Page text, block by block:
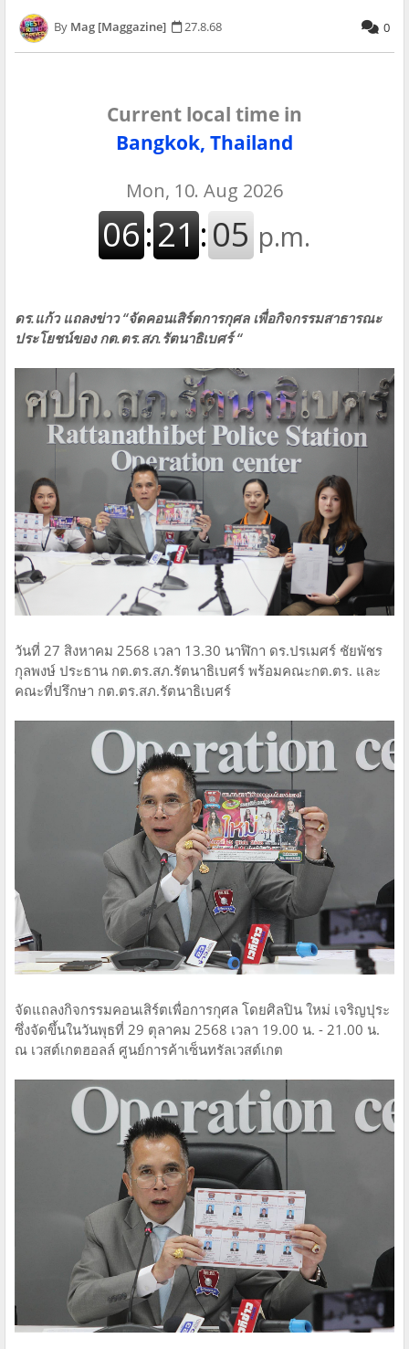
Mag [Maggazine] 27.8.68 0
Current local time in
Bangkok, Thailand
ดร.แก้ว แถลงข่าว “จัดคอนเสิร์ตการกุศล เพื่อกิจกรรมสาธารณะ
ประโยชน์ของ กต.ตร.สภ.รัตนาธิเบศร์ “
วันที่ 27 สิงหาคม 2568 เวลา 13.30 นาฬิกา ดร.ปรเมศร์ ชัยพัชร
กุลพงษ์ ประธาน กต.ตร.สภ.รัตนาธิเบศร์ พร้อมคณะกต.ตร. และ
คณะที่ปรึกษา กต.ตร.สภ.รัตนาธิเบศร์
จัดแถลงกิจกรรมคอนเสิร์ตเพื่อการกุศล โดยศิลปิน ใหม่ เจริญปุระ
ซึ่งจัดขึ้นในวันพุธที่ 29 ตุลาคม 2568 เวลา 19.00 น. - 21.00 น.
ณ เวสต์เกตฮอลล์ ศูนย์การค้าเซ็นทรัลเวสต์เกต